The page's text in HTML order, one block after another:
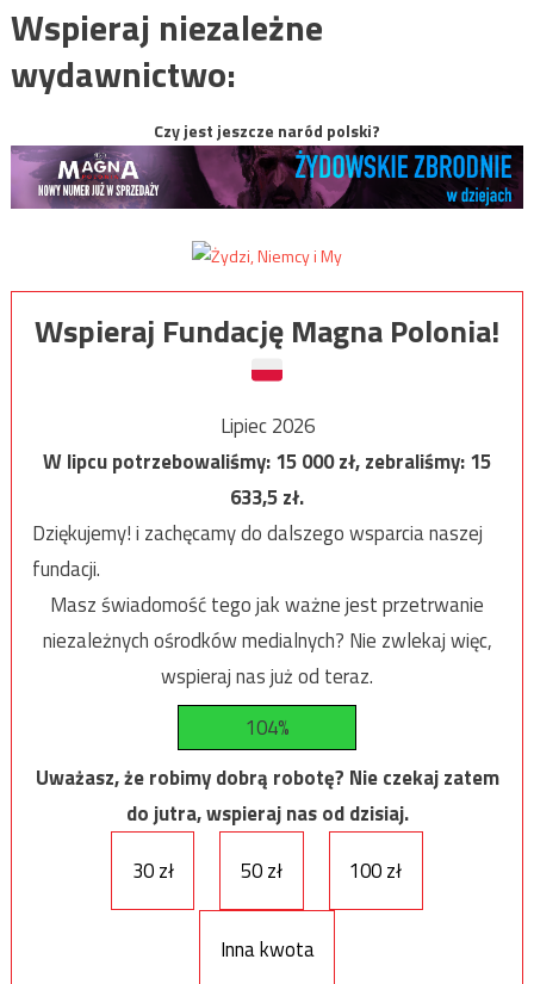
Wspieraj niezależne
wydawnictwo:
Czy jest jeszcze naród polski?
Wspieraj Fundację Magna Polonia!
Lipiec 2026
W lipcu potrzebowaliśmy:15 000zł, zebraliśmy:15
633,5zł.
Dziękujemy! i zachęcamy do dalszego wsparcia naszej
fundacji.
Masz świadomość tego jak ważne jest przetrwanie
niezależnych ośrodków medialnych? Nie zwlekaj więc,
wspieraj nas już od teraz.
104%
Uważasz, że robimy dobrą robotę? Nie czekaj zatem
do jutra, wspieraj nas od dzisiaj.
30 zł
50 zł 100 zł
Inna kwota